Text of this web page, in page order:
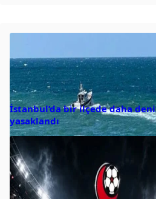
İstanbul’da bir ilçede daha
yasaklandı